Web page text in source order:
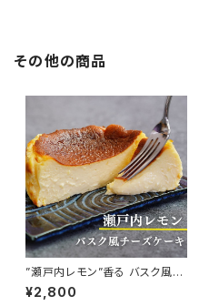
その他の商品
”瀬戸内レモン”香る バスク風チ
ーズケーキ
¥2,800